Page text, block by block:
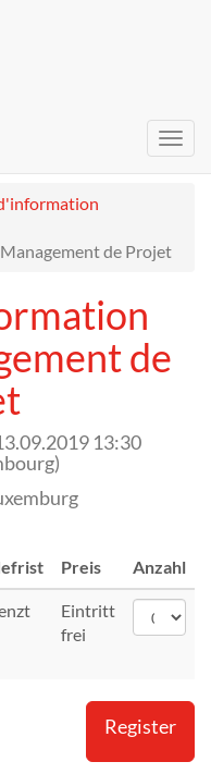
de Projet
de
13:30
)
Preis Anzahl
Eintritt
frei
Register